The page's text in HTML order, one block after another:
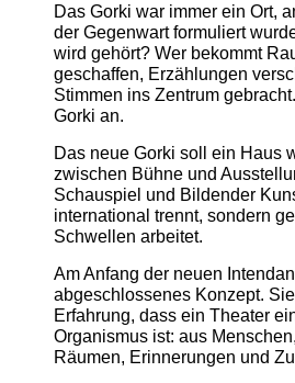
Das Gorki war immer ein Ort,
der Gegenwart formuliert
wird gehört? Wer bekommt
geschaffen, Erzählungen
Stimmen ins Zentrum
Gorki an.
Das neue Gorki soll ein Haus
zwischen Bühne und
Schauspiel und Bildender
international trennt, sondern
Schwellen arbeitet.
Am Anfang der neuen
abgeschlossenes Konzept.
Erfahrung, dass ein Theater
Organismus ist: aus
Räumen, Erinnerungen und